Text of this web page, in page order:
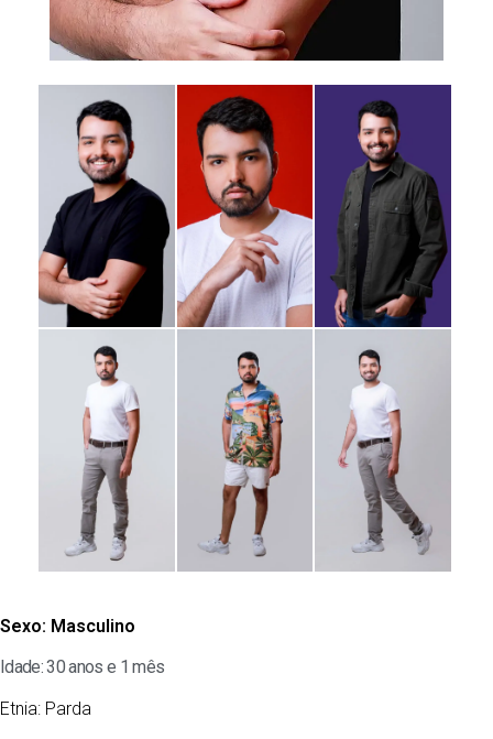
Sexo: Masculino
Idade: 30 anos e 1 mês
Etnia: Parda